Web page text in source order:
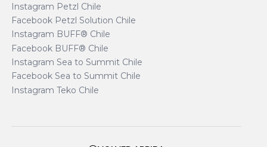
Instagram Petzl Chile
Facebook Petzl Solution Chile
Instagram BUFF® Chile
Facebook BUFF® Chile
Instagram Sea to Summit Chile
Facebook Sea to Summit Chile
Instagram Teko Chile